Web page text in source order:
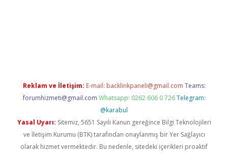
Reklam ve İletişim: E-mail: backlinkpaneli@gmail.com Teams:
forumhizmeti@gmail.com Whatsapp: 0262 606 0 726 Telegram:
@karabul
Yasal Uyarı: Sitemiz, 5651 Sayılı Kanun gereğince Bilgi Teknolojileri
ve İletişim Kurumu (BTK) tarafından onaylanmış bir Yer Sağlayıcı
olarak hizmet vermektedir. Bu nedenle, sitedeki içerikleri proaktif